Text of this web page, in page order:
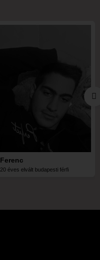
Ferenc
20 éves elvált budapesti férfi